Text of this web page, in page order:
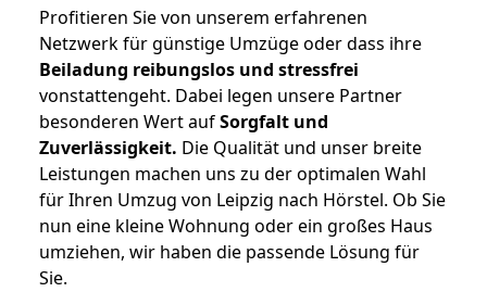
Profitieren Sie von unserem erfahrenen
Netzwerk für günstige Umzüge oder dass ihre
Beiladung reibungslos und stressfrei
vonstattengeht. Dabei legen unsere Partner
besonderen Wert aufSorgfalt und
Zuverlässigkeit. Die Qualität und unser breite
Leistungen machen uns zu der optimalen Wahl
für Ihren Umzug von Leipzig nach Hörstel. Ob Sie
nun eine kleine Wohnung oder ein großes Haus
umziehen, wir haben die passende Lösung für
Sie.